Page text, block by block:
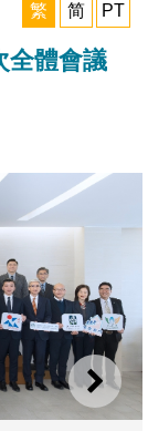
繁
简 PT
全體會議
下一